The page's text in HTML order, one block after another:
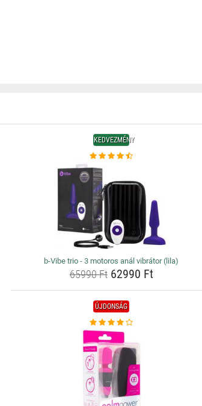
KEDVEZMÉNY
b-Vibe trio - 3 motoros anál vibrátor (lila)
65990 Ft62990 Ft
ÚJDONSÁG